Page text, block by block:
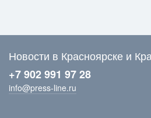
Новости в Красноярске и
+7 902 991 97 28
info@press-line.ru